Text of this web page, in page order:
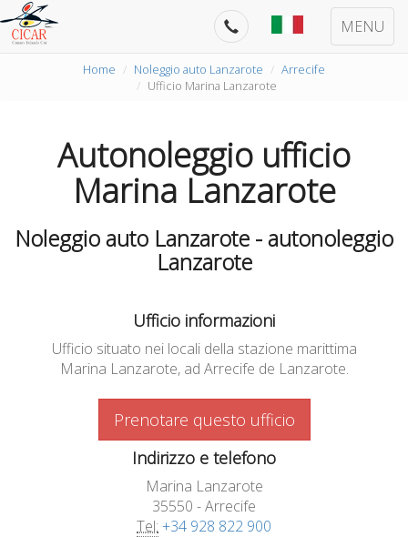
MENU
Home Noleggio auto Lanzarote
Arrecife
Ufficio Marina Lanzarote
Autonoleggio ufficio
Marina Lanzarote
Noleggio auto Lanzarote - autonoleggio
Lanzarote
Ufficio informazioni
Ufficio situato nei locali della stazione marittima
Marina Lanzarote, ad Arrecife de Lanzarote.
Prenotare questo ufficio
Indirizzo e telefono
Marina Lanzarote
35550 - Arrecife
Tel: +34 928 822 900